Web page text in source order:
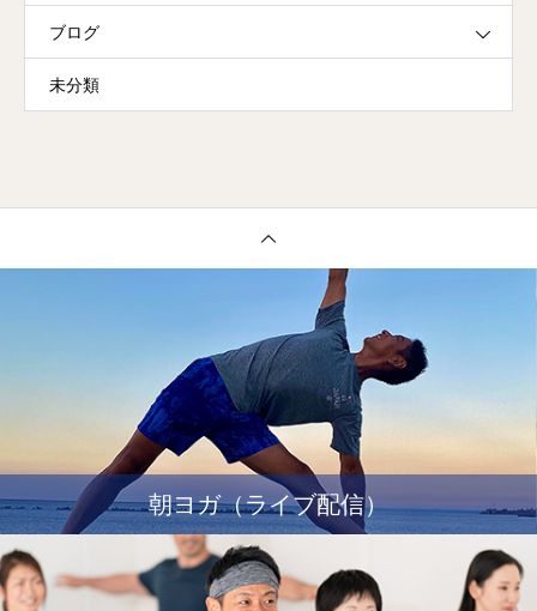
ブログ
未分類
朝ヨガ（ライブ配信）